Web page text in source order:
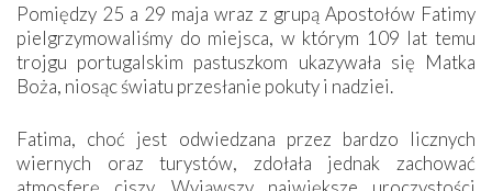
Pomiędzy 25 a 29 maja wraz z grupą Apostołów Fatimy
pielgrzymowaliśmy do miejsca, w którym 109 lat temu
trojgu portugalskim pastuszkom ukazywała się Matka
Boża, niosąc światu przesłanie pokuty i nadziei.
Fatima, choć jest odwiedzana przez bardzo licznych
wiernych oraz turystów, zdołała jednak zachować